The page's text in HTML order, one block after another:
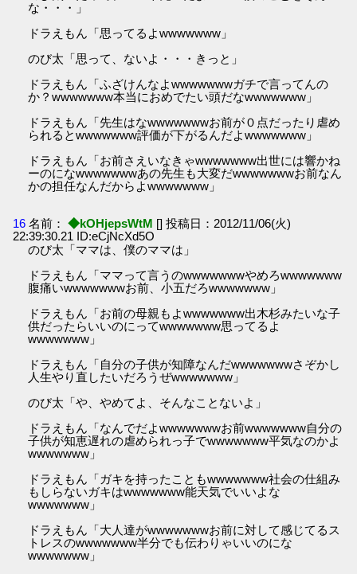
な・・・」
ドラえもん「思ってるよwwwwwww」
のび太「思って、ないよ・・・きっと」
ドラえもん「ふざけんなよwwwwwwwガチで言ってんの
か？wwwwwww本当におめでたい頭だなwwwwwww」
ドラえもん「先生はなwwwwwwwお前が０点だったり虐め
られるとwwwwwww評価が下がるんだよwwwwwww」
ドラえもん「お前さえいなきゃwwwwwww出世には響かね
ーのになwwwwwwwあの先生も大変だwwwwwwwお前なん
かの担任なんだからよwwwwwww」
16 名前： ◆kOHjepsWtM [] 投稿日：2012/11/06(火)
22:39:30.21 ID:eCjNcXd5O
のび太「ママは、僕のママは」
ドラえもん「ママって言うのwwwwwwwやめろwwwwwww
腹痛いwwwwwwwお前、小五だろwwwwwww」
ドラえもん「お前の母親もよwwwwwww出木杉みたいな子
供だったらいいのにってwwwwwww思ってるよ
wwwwwww」
ドラえもん「自分の子供が知障なんだwwwwwwwさぞかし
人生やり直したいだろうぜwwwwwww」
のび太「や、やめてよ、そんなことないよ」
ドラえもん「なんでだよwwwwwwwお前wwwwwww自分の
子供が知恵遅れの虐められっ子でwwwwwww平気なのかよ
wwwwwww」
ドラえもん「ガキを持ったこともwwwwwww社会の仕組み
もしらないガキはwwwwwww能天気でいいよな
wwwwwww」
ドラえもん「大人達がwwwwwwwお前に対して感じてるス
トレスのwwwwwww半分でも伝わりゃいいのにな
wwwwwww」